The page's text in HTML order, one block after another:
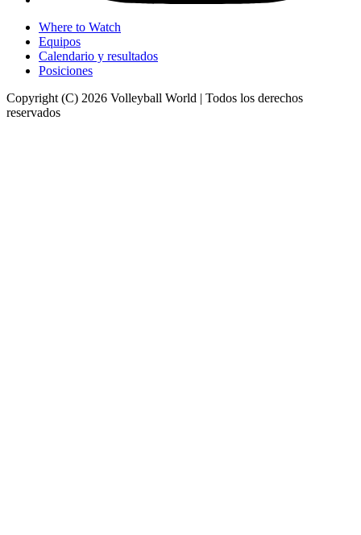
Where to Watch
Equipos
Calendario y resultados
Posiciones
Copyright (C) 2026 Volleyball World | Todos los derechos
reservados